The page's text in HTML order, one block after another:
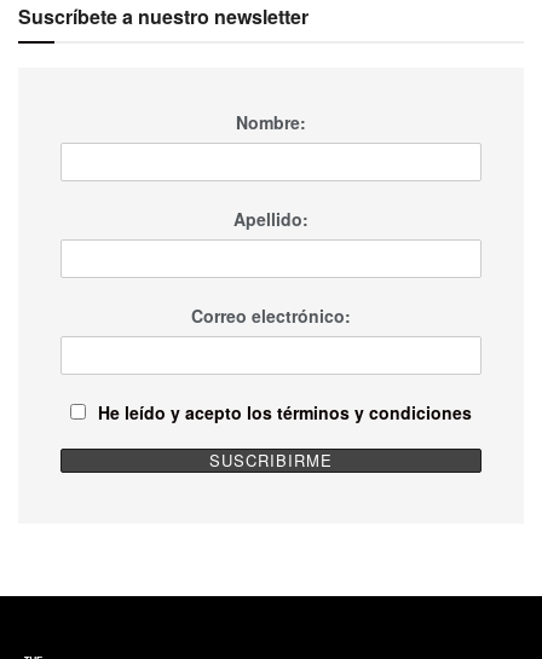
Suscríbete a nuestro newsletter
Nombre:
Apellido:
Correo electrónico:
He leído y acepto los términos y condiciones